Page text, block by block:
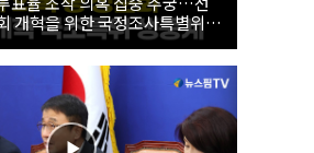
개혁을 위한 국정조사특별위원